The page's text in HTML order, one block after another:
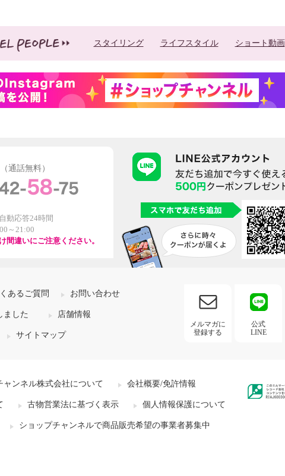
スタイリング ライフスタイル ショート動画
通話無料）
動応答24時間
～21:00
間違いにご注意ください。
あるご質問 お問い合わせ
ました 店舗情報
サイトマップ
メルマガに
登録する
公式
LINE
ャンネル株式会社について 会社概要/免許情報
古物営業法に基づく表示 個人情報保護について
ショップチャンネルで商品販売希望の事業者募集中